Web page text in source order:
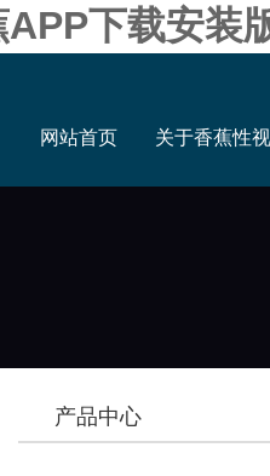
下载安装
网站首页 关于香蕉性
产品中心